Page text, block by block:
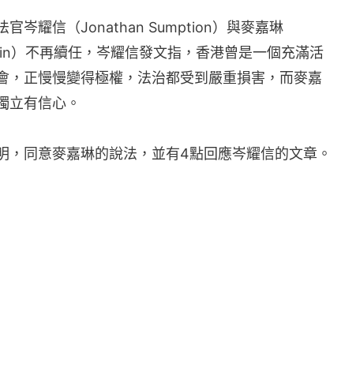
官岑耀信（Jonathan Sumption）與麥嘉琳
）不再續任，岑耀信發文指，香港曾是一個充滿活
，正慢慢變得極權，法治都受到嚴重損害，而麥嘉
立有信心。
，同意麥嘉琳的說法，並有4點回應岑耀信的文章。